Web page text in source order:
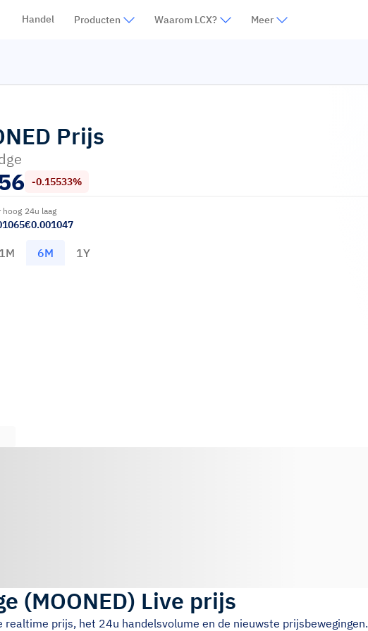
Handel Producten Waarom LCX? Meer
Prijs
-0.15533%
hoog 24u laag
€0.001047
1M 6M 1Y
(MOONED) Live prijs
realtime prijs, het 24u handelsvolume en de nieuwste prijsbewegingen.